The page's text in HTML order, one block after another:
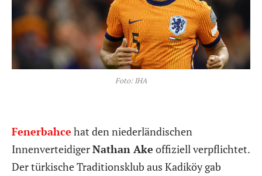
Foto: IHA
Fenerbahce hat den niederländischen
InnenverteidigerNathan Ake offiziell verpflichtet.
Der türkische Traditionsklub aus Kadiköy gab